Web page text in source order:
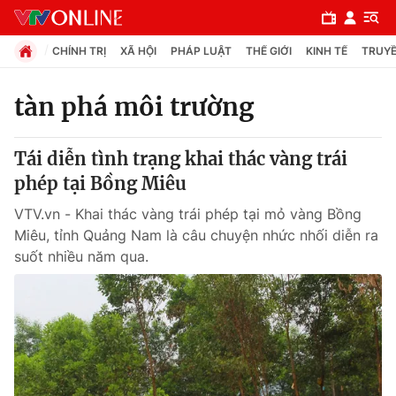
Chuyên mục
Chính trị
Xã hội
Y tế
Thế giới
CHÍNH TRỊ XÃ HỘI PHÁP LUẬT THẾ GIỚI KINH TẾ
tàn phá môi trường
Tái diễn tình trạng khai thác vàng trái
phép tại Bồng Miêu
VTV.vn - Khai thác vàng trái phép tại mỏ vàng Bồng
Miêu, tỉnh Quảng Nam là câu chuyện nhức nhối diễn ra
suốt nhiều năm qua.